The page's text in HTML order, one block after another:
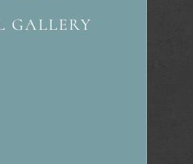
GALLERY